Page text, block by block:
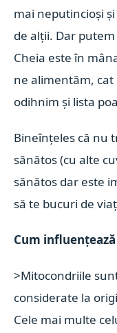
mai neputincioși
de alții. Dar
Cheia este în
ne alimentăm,
odihnim și lista
Bineînțeles că nu
sănătos (cu alte
sănătos dar este
să te bucuri de
Cum
>Mitocondriile
considerate la
Cele mai multe